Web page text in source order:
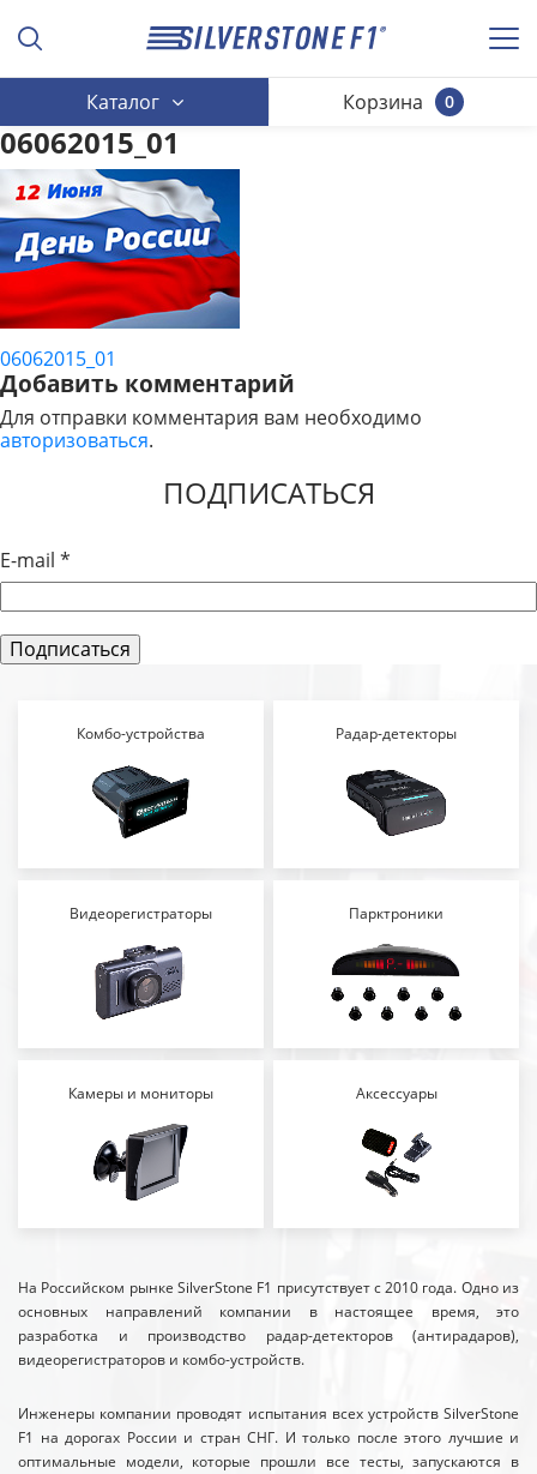
Каталог 0
Корзина
06062015_01
НАВИГАЦИЯ
ПО
ЗАПИСЯМ
06062015_01
Добавить комментарий
Для отправки комментария вам необходимо
авторизоваться.
ПОДПИСАТЬСЯ
E-mail *
Комбо-устройства Радар-детекторы
Видеорегистраторы Парктроники
Камеры и мониторы Аксессуары
На Российском рынке SilverStone F1 присутствует с 2010 года. Одно из
основных направлений компании в настоящее время, это
разработка и производство радар-детекторов (антирадаров),
видеорегистраторов и комбо-устройств.
Инженеры компании проводят испытания всех устройств SilverStone
F1 на дорогах России и стран СНГ. И только после этого лучшие и
оптимальные модели, которые прошли все тесты, запускаются в